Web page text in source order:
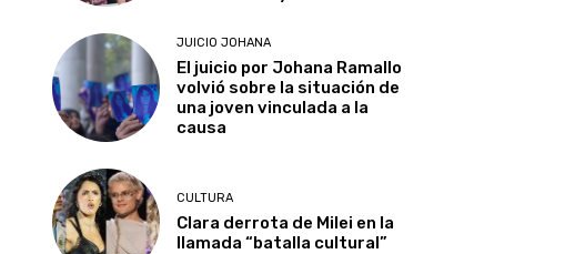
JUICIO JOHANA
El juicio por Johana Ramallo
volvió sobre la situación de
una joven vinculada a la
causa
CULTURA
Clara derrota de Milei en la
llamada “batalla cultural”